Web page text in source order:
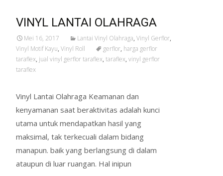
VINYL LANTAI OLAHRAGA
Mei 16, 2017 Lantai Vinyl Olahraga, Vinyl Gerflor,
Vinyl Motif Kayu, Vinyl Roll gerflor, harga gerflor
taraflex, jual vinyl gerflor taraflex, taraflex, vinyl gerflor
taraflex
Vinyl Lantai Olahraga Keamanan dan
kenyamanan saat beraktivitas adalah kunci
utama untuk mendapatkan hasil yang
maksimal, tak terkecuali dalam bidang
manapun. baik yang berlangsung di dalam
ataupun di luar ruangan. Hal inipun